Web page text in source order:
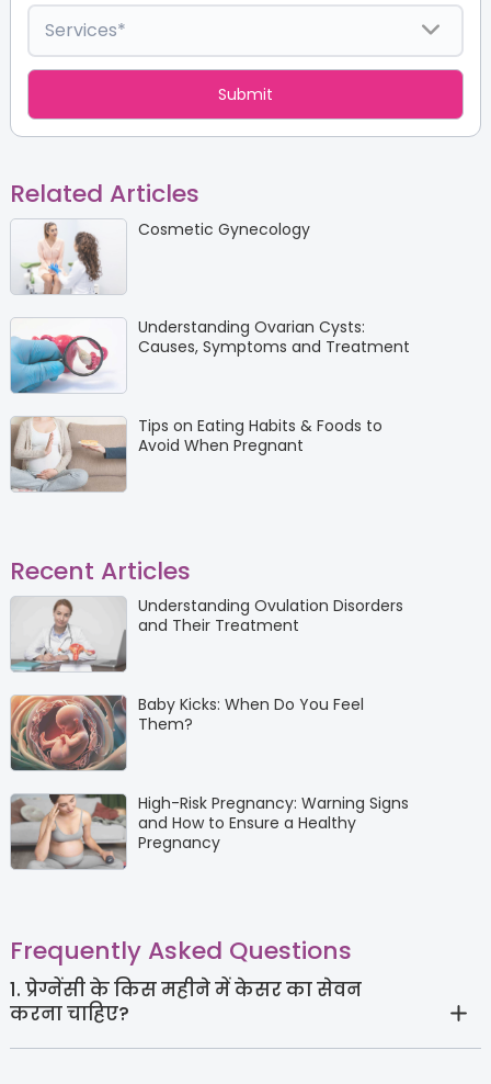
Related Articles
Cosmetic Gynecology
Understanding Ovarian Cysts:
Causes, Symptoms and Treatment
Tips on Eating Habits & Foods to
Avoid When Pregnant
Recent Articles
Understanding Ovulation Disorders
and Their Treatment
Baby Kicks: When Do You Feel
Them?
High-Risk Pregnancy: Warning Signs
and How to Ensure a Healthy
Pregnancy
Frequently Asked Questions
1. प्रेग्नेंसी के किस महीने में केसर का सेवन
करना चाहिए?